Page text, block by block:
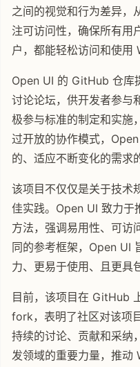
之间的视觉和行为差异，
注可访问性，确保所有用
户，都能轻松访问和使用
Open UI 的 GitHub 仓库
讨论论坛，供开发者参与
极参与标准的制定和实施
过开放的协作模式，
的、适应不断变化的需求
该项目不仅仅是关于技术
佳实践。Open UI 致力于
方法，强调易用性、可访
同的参考框架，Open UI
力、更易于使用、且更具
目前，该项目在 GitHub
fork，表明了社区对该项
持续的讨论、贡献和采纳
发领域的重要力量，推动